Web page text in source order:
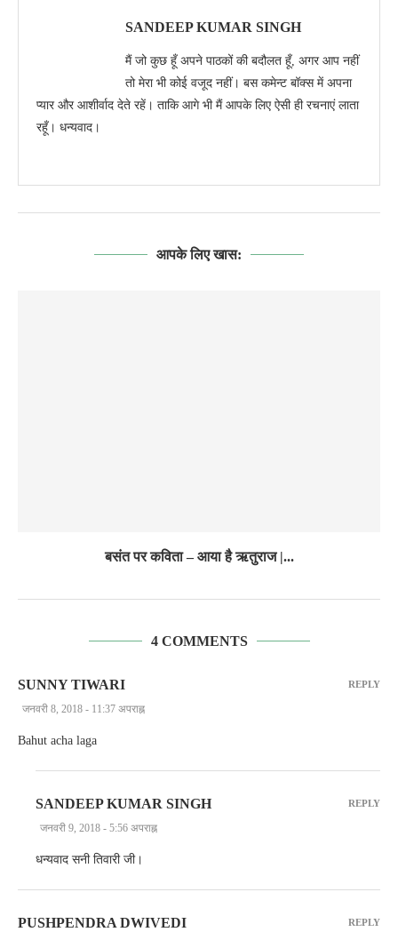
SANDEEP KUMAR SINGH
मैं जो कुछ हूँ अपने पाठकों की बदौलत हूँ, अगर आप नहीं
तो मेरा भी कोई वजूद नहीं। बस कमेन्ट बॉक्स में अपना
प्यार और आशीर्वाद देते रहें। ताकि आगे भी मैं आपके लिए ऐसी ही रचनाएं लाता
रहूँ। धन्यवाद।
आपके लिए खास:
बसंत पर कविता – आया है ऋतुराज |...
4 COMMENTS
SUNNY TIWARI
जनवरी 8, 2018 - 11:37 अपराह्न
Bahut acha laga
REPLY
SANDEEP KUMAR SINGH
जनवरी 9, 2018 - 5:56 अपराह्न
धन्यवाद सनी तिवारी जी।
REPLY
PUSHPENDRA DWIVEDI REPLY